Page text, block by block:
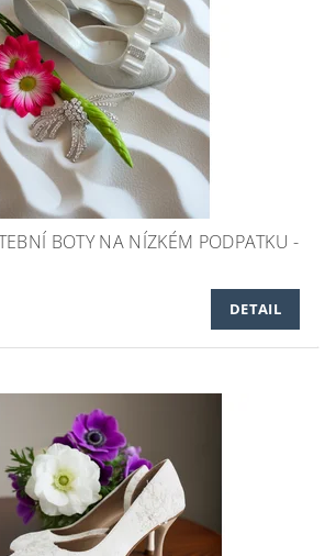
BOTY NA NÍZKÉM PODPATKU -
DETAIL